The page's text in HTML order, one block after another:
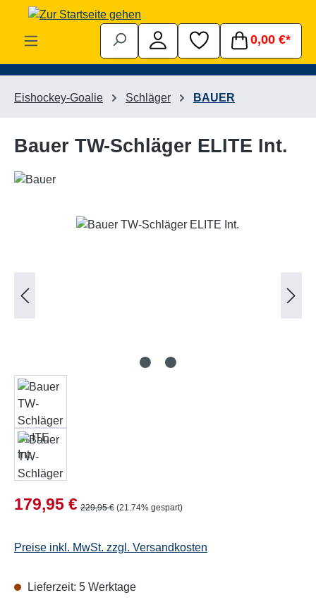
Zum Hauptinhalt springen
0,00 €*
Eishockey-Goalie Schläger BAUER
Bauer TW-Schläger ELITE Int.
Bildergalerie überspringen
Verkaufspreis:
179,95 € Regulärer Preis:
229,95 € (21.74% gespart)
Preise inkl. MwSt. zzgl. Versandkosten
Lieferzeit: 5 Werktage